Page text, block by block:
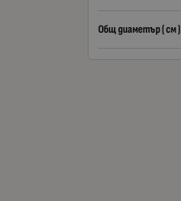
Общ диаметър ( см )